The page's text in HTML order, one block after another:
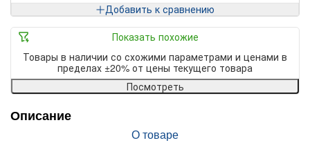
Добавить к сравнению
Показать похожие
Товары в наличии со схожими параметрами и ценами в
пределах ±20% от цены текущего товара
Посмотреть
Описание
О товаре